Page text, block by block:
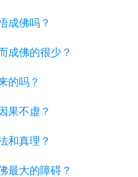
成佛吗？
成佛的很少？
的吗？
果不虚？
和真理？
最大的障碍？